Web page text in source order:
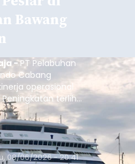
Bawang
-PT Pelabuhan
Cabang
operasional
terlihat
1,48 juta Gross
persen
tahun lalu
GT.
08/06/2026 - 20:41